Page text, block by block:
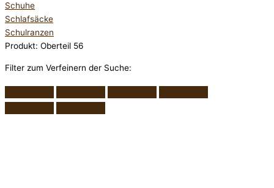
Schuhe
Schlafsäcke
Schulranzen
Produkt: Oberteil 56
Filter zum Verfeinern der Suche: